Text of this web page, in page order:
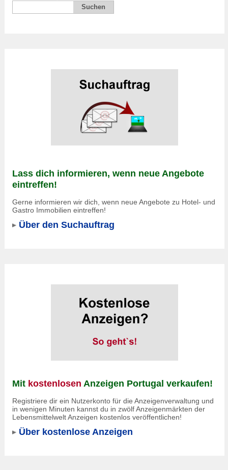
Lass dich informieren, wenn neue Angebote
eintreffen!
Gerne informieren wir dich, wenn neue Angebote zu Hotel- und
Gastro Immobilien eintreffen!
Über den Suchauftrag
Mit kostenlosen Anzeigen Portugal verkaufen!
Registriere dir ein Nutzerkonto für die Anzeigenverwaltung und
in wenigen Minuten kannst du in zwölf Anzeigenmärkten der
Lebensmittelwelt Anzeigen kostenlos veröffentlichen!
Über kostenlose Anzeigen